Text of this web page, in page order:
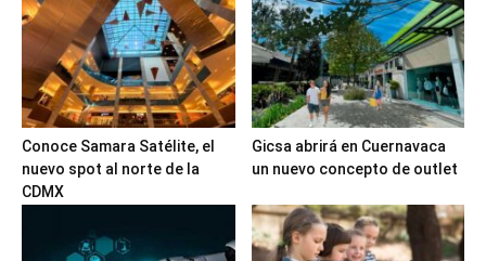
Conoce Samara Satélite, el
nuevo spot al norte de la
CDMX
Gicsa abrirá en Cuernavaca
un nuevo concepto de outlet